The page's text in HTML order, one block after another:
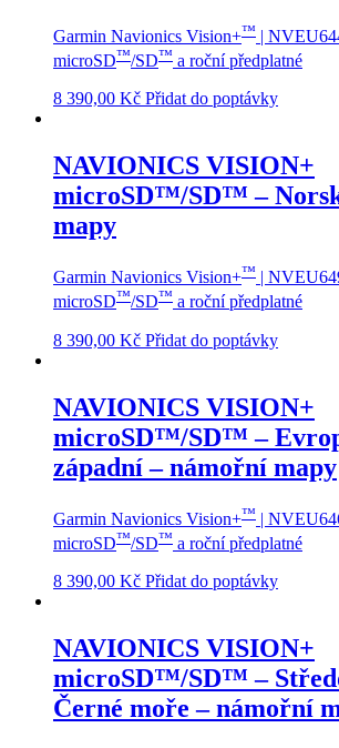
Garmin Navionics Vision+™ |
microSD™/SD™ a roční předplatné
8 390,00 Kč Přidat do poptávky
NAVIONICS VISION+
microSD™/SD™ –
mapy
Garmin Navionics Vision+™
|
microSD™/SD™ a roční předplatné
8 390,00 Kč Přidat do poptávky
NAVIONICS VISION+
microSD™/SD™ –
západní – námořní mapy
Garmin Navionics Vision+™ |
microSD™/SD™ a roční předplatné
8 390,00 Kč Přidat do poptávky
NAVIONICS VISION+
microSD™/SD™ –
Černé moře – námořní